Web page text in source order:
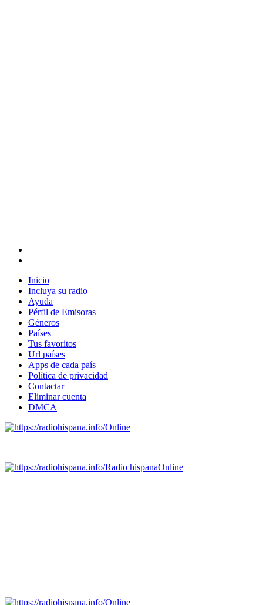
Inicio
Incluya su radio
Ayuda
Pérfil de Emisoras
Géneros
Países
Tus favoritos
Url países
Apps de cada país
Política de privacidad
Contactar
Eliminar cuenta
DMCA
Online
Radio hispanaOnline
Online